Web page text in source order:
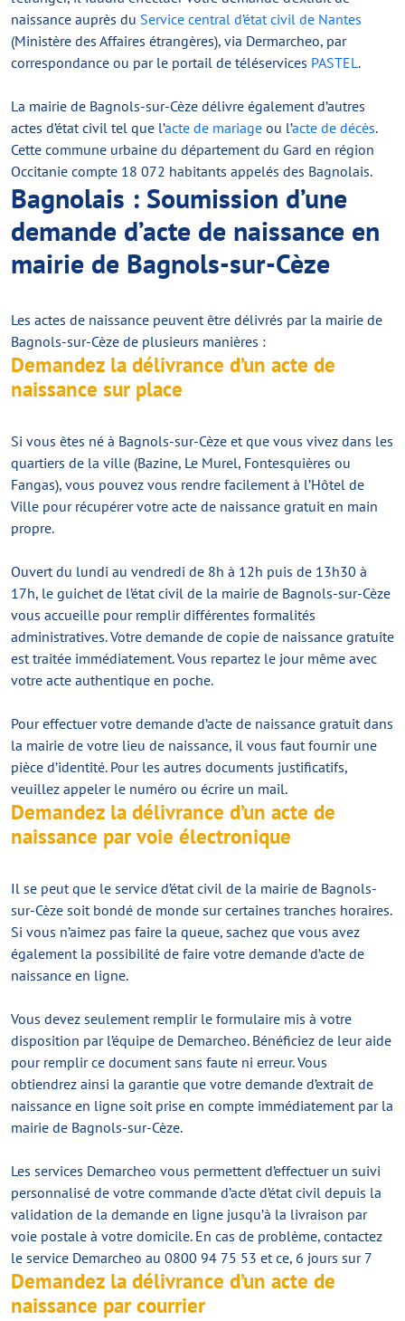
naissance auprès du Service central d’état civil de Nantes
(Ministère des Affaires étrangères), via Dermarcheo, par
correspondance ou par le portail de téléservices PASTEL.
La mairie de Bagnols-sur-Cèze délivre également d’autres
actes d’état civil tel que l’acte de mariage ou l’acte de décès.
Cette commune urbaine du département du Gard en région
Occitanie compte 18 072 habitants appelés des Bagnolais.
Bagnolais : Soumission d’une
demande d’acte de naissance en
mairie de Bagnols-sur-Cèze
Les actes de naissance peuvent être délivrés par la mairie de
Bagnols-sur-Cèze de plusieurs manières :
Demandez la délivrance d’un acte de
naissance sur place
Si vous êtes né à Bagnols-sur-Cèze et que vous vivez dans les
quartiers de la ville (Bazine, Le Murel, Fontesquières ou
Fangas), vous pouvez vous rendre facilement à l’Hôtel de
Ville pour récupérer votre acte de naissance gratuit en main
propre.
Ouvert du lundi au vendredi de 8h à 12h puis de 13h30 à
17h, le guichet de l’état civil de la mairie de Bagnols-sur-Cèze
vous accueille pour remplir différentes formalités
administratives. Votre demande de copie de naissance gratuite
est traitée immédiatement. Vous repartez le jour même avec
votre acte authentique en poche.
Pour effectuer votre demande d’acte de naissance gratuit dans
la mairie de votre lieu de naissance, il vous faut fournir une
pièce d’identité. Pour les autres documents justificatifs,
veuillez appeler le numéro ou écrire un mail.
Demandez la délivrance d’un acte de
naissance par voie électronique
Il se peut que le service d’état civil de la mairie de Bagnols-
sur-Cèze soit bondé de monde sur certaines tranches horaires.
Si vous n’aimez pas faire la queue, sachez que vous avez
également la possibilité de faire votre demande d’acte de
naissance en ligne.
Vous devez seulement remplir le formulaire mis à votre
disposition par l’équipe de Demarcheo. Bénéficiez de leur aide
pour remplir ce document sans faute ni erreur. Vous
obtiendrez ainsi la garantie que votre demande d’extrait de
naissance en ligne soit prise en compte immédiatement par la
mairie de Bagnols-sur-Cèze.
Les services Demarcheo vous permettent d’effectuer un suivi
personnalisé de votre commande d’acte d’état civil depuis la
validation de la demande en ligne jusqu’à la livraison par
voie postale à votre domicile. En cas de problème, contactez
le service Demarcheo au 0800 94 75 53 et ce, 6 jours sur 7
Demandez la délivrance d’un acte de
naissance par courrier